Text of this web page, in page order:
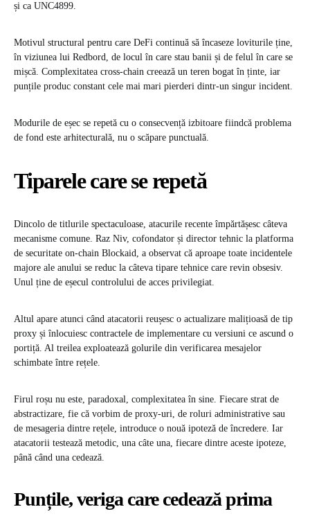
și ca UNC4899.
Motivul structural pentru care DeFi continuă să încaseze loviturile ține,
în viziunea lui Redbord, de locul în care stau banii și de felul în care se
mișcă. Complexitatea cross-chain creează un teren bogat în ținte, iar
punțile produc constant cele mai mari pierderi dintr-un singur incident.
Modurile de eșec se repetă cu o consecvență izbitoare fiindcă problema
de fond este arhitecturală, nu o scăpare punctuală.
Tiparele care se repetă
Dincolo de titlurile spectaculoase, atacurile recente împărtășesc câteva
mecanisme comune. Raz Niv, cofondator și director tehnic la platforma
de securitate on-chain Blockaid, a observat că aproape toate incidentele
majore ale anului se reduc la câteva tipare tehnice care revin obsesiv.
Unul ține de eșecul controlului de acces privilegiat.
Altul apare atunci când atacatorii reușesc o actualizare malițioasă de tip
proxy și înlocuiesc contractele de implementare cu versiuni ce ascund o
portiță. Al treilea exploatează golurile din verificarea mesajelor
schimbate între rețele.
Firul roșu nu este, paradoxal, complexitatea în sine. Fiecare strat de
abstractizare, fie că vorbim de proxy-uri, de roluri administrative sau
de mesageria dintre rețele, introduce o nouă ipoteză de încredere. Iar
atacatorii testează metodic, una câte una, fiecare dintre aceste ipoteze,
până când una cedează.
Punțile, veriga care cedează prima